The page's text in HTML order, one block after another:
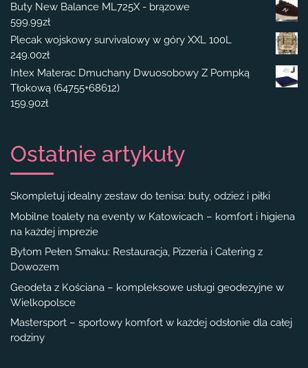
Buty New Balance ML725X - brązowe
599.99zł
Plecak wojskowy survivalowy w góry XXL 100L
249.00zł
Intex Materac Dmuchany Dwuosobowy Z Pompką
Tłokową (64755+68612)
159.90zł
Ostatnie artykuły
Skompletuj idealny zestaw do tenisa: buty, odzież i piłki
Mobilne toalety na eventy w Katowicach – komfort i higiena
na każdej imprezie
Bytom Pełen Smaku: Restauracja, Pizzeria i Catering z
Dowozem
Geodeta z Kościana – kompleksowe usługi geodezyjne w
Wielkopolsce
Mastersport – sportowy komfort w każdej odsłonie dla całej
rodziny